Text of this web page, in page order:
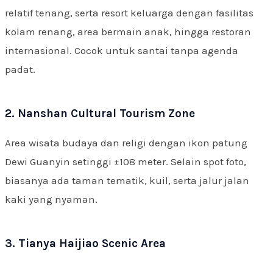
relatif tenang, serta resort keluarga dengan fasilitas
kolam renang, area bermain anak, hingga restoran
internasional. Cocok untuk santai tanpa agenda
padat.
2. Nanshan Cultural Tourism Zone
Area wisata budaya dan religi dengan ikon patung
Dewi Guanyin setinggi ±108 meter. Selain spot foto,
biasanya ada taman tematik, kuil, serta jalur jalan
kaki yang nyaman.
3. Tianya Haijiao Scenic Area